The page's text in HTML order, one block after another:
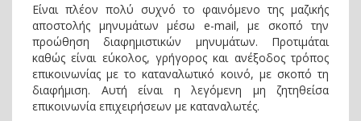
Είναι πλέον πολύ συχνό το φαινόμενο της μαζικής
αποστολής μηνυμάτων μέσω e-mail, με σκοπό την
προώθηση διαφημιστικών μηνυμάτων. Προτιμάται
καθώς είναι εύκολος, γρήγορος και ανέξοδος τρόπος
επικοινωνίας με το καταναλωτικό κοινό, με σκοπό τη
διαφήμιση. Αυτή είναι η λεγόμενη μη ζητηθείσα
επικοινωνία επιχειρήσεων με καταναλωτές.